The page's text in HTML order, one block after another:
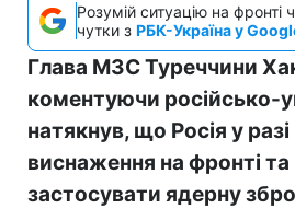
Розумій ситуацію на фронті
чутки з РБК-Україна у
Глава МЗС Туреччини
коментуючи російсько-
натякнув, що Росія у
виснаження на фронті
застосувати ядерну